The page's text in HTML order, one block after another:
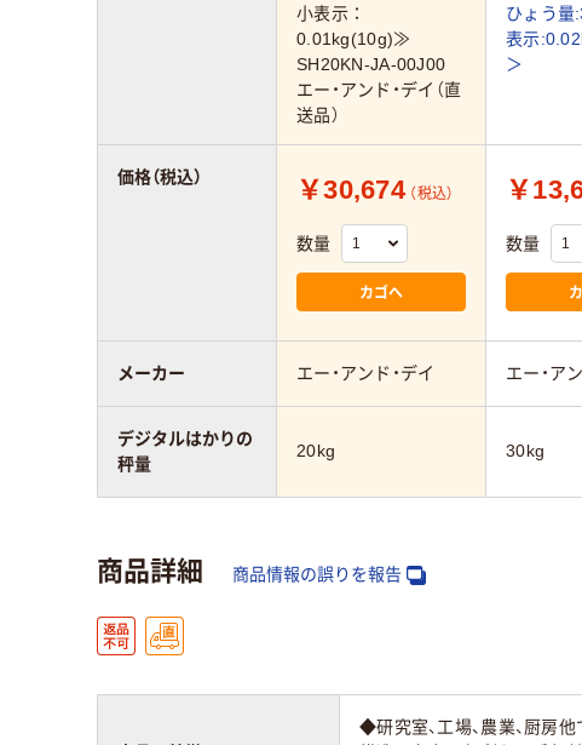
小表示：
0.01kg(10g)≫
SH20KN-JA-00J00
エー・アンド・デイ（直
送品）
ひょう量
表示
＞
￥30,674 （税込）
数量
カゴへ
￥
数量
エー・アンド・デイ エー・ア
20kg 30kg
価格（税込）
メーカー
デジタルはかりの
秤量
商品詳細 商品情報の誤りを報告
◆研究室、工場、農業、厨